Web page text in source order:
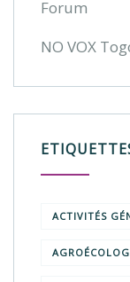
Forum
NO VOX
ACTIVITÉS